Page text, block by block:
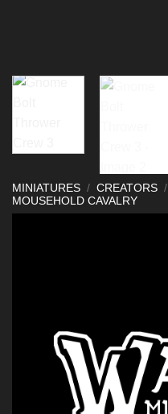
MINIATURES / CREATORS /
MOUSEHOLD CAVALRY